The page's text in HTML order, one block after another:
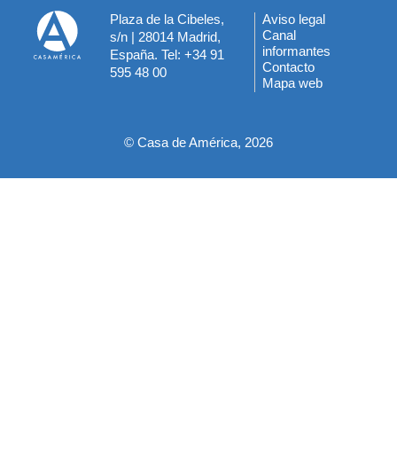
Plaza de la Cibeles,
s/n | 28014 Madrid,
España. Tel: +34 91
595 48 00
Menú
del
pie
Aviso legal
Canal
informantes
Contacto
Mapa web
© Casa de América, 2026